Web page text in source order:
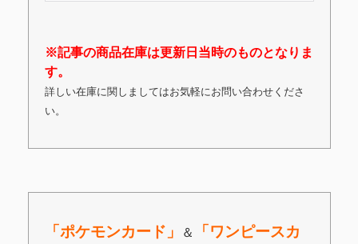
※記事の商品在庫は更新日当時のものとなりま
す。
詳しい在庫に関しましてはお気軽にお問い合わせくださ
い。
「ポケモンカード」 ＆ 「ワンピースカ